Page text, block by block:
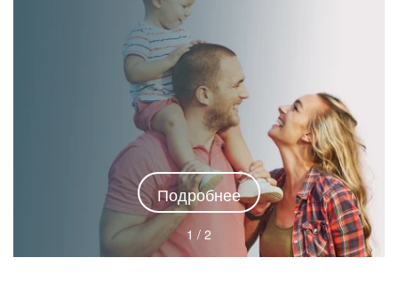
Подробнее
1 / 2